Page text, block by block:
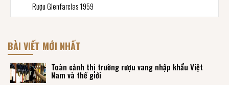
Rượu Glenfarclas 1959
BÀI VIẾT MỚI NHẤT
Toàn cảnh thị trường rượu vang nhập khẩu Việt
Nam và thế giới